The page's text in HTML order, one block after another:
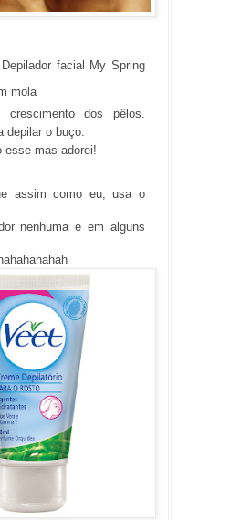
Depilador facial My Spring
mola
dos pêlos.
depilar o buço.
esse mas adorei!
assim como eu, usa o
nenhuma e em alguns